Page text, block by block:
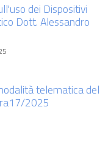
dei Dispositivi
Dott. Alessandro
telematica del
2025